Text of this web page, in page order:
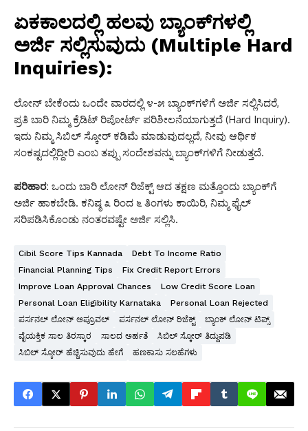
ಏಕಕಾಲದಲ್ಲಿ ಹಲವು ಬ್ಯಾಂಕ್‌ಗಳಲ್ಲಿ
ಅರ್ಜಿ ಸಲ್ಲಿಸುವುದು (Multiple Hard
Inquiries):
ಲೋನ್ ಬೇಕೆಂದು ಒಂದೇ ವಾರದಲ್ಲಿ ೪-೫ ಬ್ಯಾಂಕ್‌ಗಳಿಗೆ ಅರ್ಜಿ ಸಲ್ಲಿಸಿದರೆ,
ಪ್ರತಿ ಬಾರಿ ನಿಮ್ಮ ಕ್ರೆಡಿಟ್ ರಿಪೋರ್ಟ್ ಪರಿಶೀಲನೆಯಾಗುತ್ತದೆ (Hard Inquiry).
ಇದು ನಿಮ್ಮ ಸಿಬಿಲ್ ಸ್ಕೋರ್ ಕಡಿಮೆ ಮಾಡುವುದಲ್ಲದೆ, ನೀವು ಆರ್ಥಿಕ
ಸಂಕಷ್ಟದಲ್ಲಿದ್ದೀರಿ ಎಂಬ ತಪ್ಪು ಸಂದೇಶವನ್ನು ಬ್ಯಾಂಕ್‌ಗಳಿಗೆ ನೀಡುತ್ತದೆ.
ಪರಿಹಾರ: ಒಂದು ಬಾರಿ ಲೋನ್ ರಿಜೆಕ್ಟ್ ಆದ ತಕ್ಷಣ ಮತ್ತೊಂದು ಬ್ಯಾಂಕ್‌ಗೆ
ಅರ್ಜಿ ಹಾಕಬೇಡಿ. ಕನಿಷ್ಠ ೩ ರಿಂದ ೬ ತಿಂಗಳು ಕಾಯಿರಿ, ನಿಮ್ಮ ಫೈಲ್
ಸರಿಪಡಿಸಿಕೊಂಡು ನಂತರವಷ್ಟೇ ಅರ್ಜಿ ಸಲ್ಲಿಸಿ.
Cibil Score Tips Kannada
Debt To Income Ratio
Financial Planning Tips
Fix Credit Report Errors
Improve Loan Approval Chances
Low Credit Score Loan
Personal Loan Eligibility Karnataka
Personal Loan Rejected
ಪರ್ಸನಲ್ ಲೋನ್ ಅಪ್ರೂವಲ್
ಪರ್ಸನಲ್ ಲೋನ್ ರಿಜೆಕ್ಟ್
ಬ್ಯಾಂಕ್ ಲೋನ್ ಟಿಪ್ಸ್
ವೈಯಕ್ತಿಕ ಸಾಲ ತಿರಸ್ಕಾರ
ಸಾಲದ ಅರ್ಹತೆ
ಸಿಬಿಲ್ ಸ್ಕೋರ್ ತಿದ್ದುಪಡಿ
ಸಿಬಿಲ್ ಸ್ಕೋರ್ ಹೆಚ್ಚಿಸುವುದು ಹೇಗೆ
ಹಣಕಾಸು ಸಲಹೆಗಳು